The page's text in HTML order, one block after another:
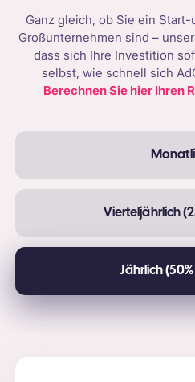
Ganz gleich, ob Sie ein
Großunternehmen sind –
dass sich Ihre Investition
selbst, wie schnell sich
Berechnen Sie hier Ihren
Vierteljährlich
Jährlich